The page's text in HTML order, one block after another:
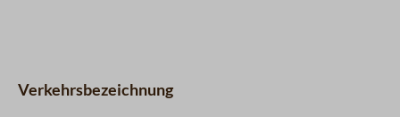
Fruchtigkeit
1 / 5
Verkehrsbezeichnung